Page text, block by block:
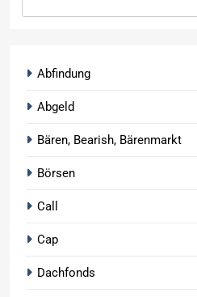
Abfindung
Abgeld
Bären, Bearish, Bärenmarkt
Börsen
Call
Cap
Dachfonds